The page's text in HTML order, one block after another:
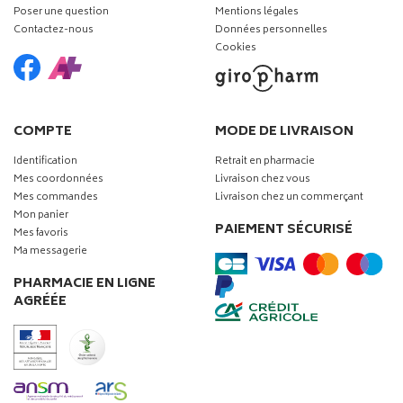
Poser une question
Contactez-nous
Mentions légales
Données personnelles
Cookies
COMPTE
Identification
Mes coordonnées
Mes commandes
Mon panier
Mes favoris
Ma messagerie
PHARMACIE EN LIGNE
AGRÉÉE
MODE DE LIVRAISON
Retrait en pharmacie
Livraison chez vous
Livraison chez un commerçant
PAIEMENT SÉCURISÉ